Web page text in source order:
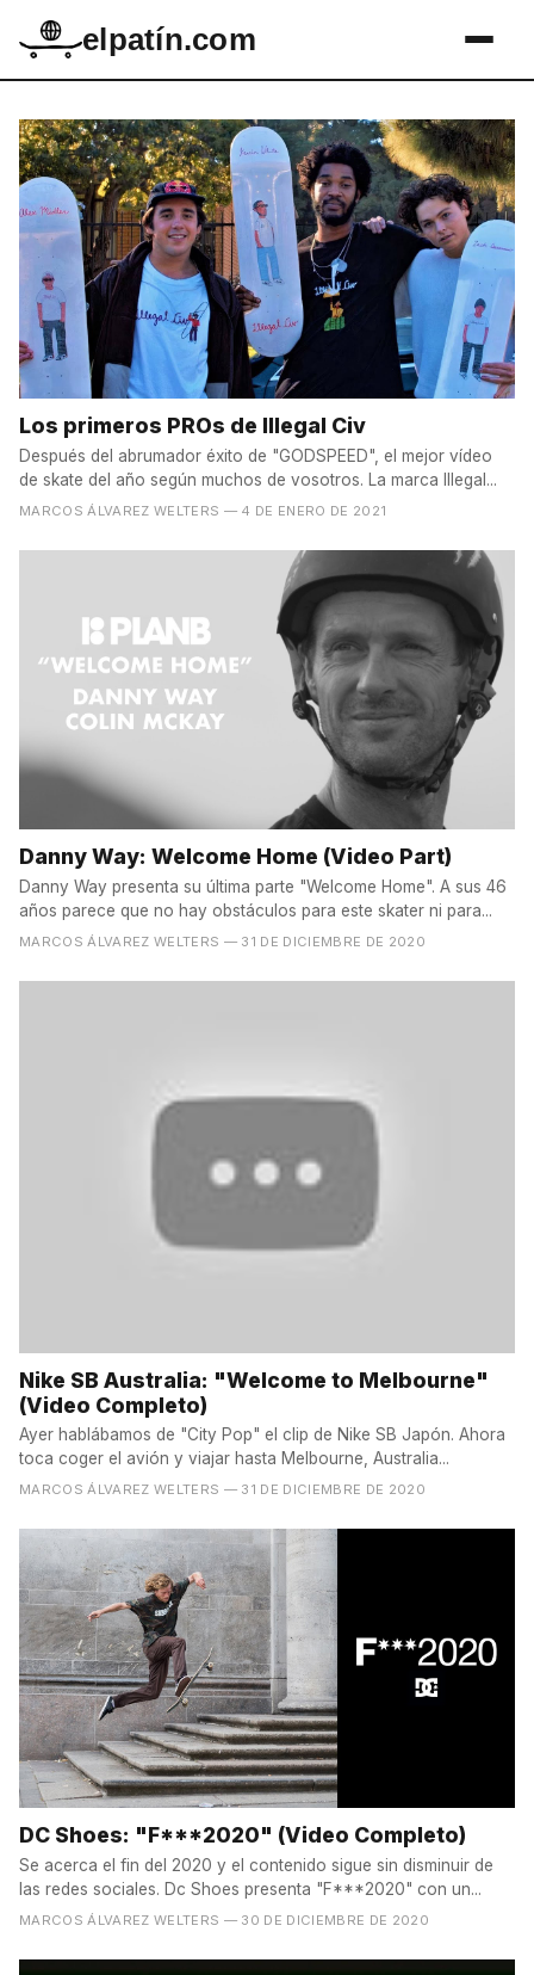
elpatín.com
Los primeros PROs de Illegal Civ
Después del abrumador éxito de "GODSPEED", el mejor vídeo
de skate del año según muchos de vosotros. La marca Illegal...
MARCOS ÁLVAREZ WELTERS — 4 DE ENERO DE 2021
Danny Way: Welcome Home (Video Part)
Danny Way presenta su última parte "Welcome Home". A sus 46
años parece que no hay obstáculos para este skater ni para...
MARCOS ÁLVAREZ WELTERS — 31 DE DICIEMBRE DE 2020
Nike SB Australia: "Welcome to Melbourne"
(Video Completo)
Ayer hablábamos de "City Pop" el clip de Nike SB Japón. Ahora
toca coger el avión y viajar hasta Melbourne, Australia...
MARCOS ÁLVAREZ WELTERS — 31 DE DICIEMBRE DE 2020
DC Shoes: "F***2020" (Video Completo)
Se acerca el fin del 2020 y el contenido sigue sin disminuir de
las redes sociales. Dc Shoes presenta "F***2020" con un...
MARCOS ÁLVAREZ WELTERS — 30 DE DICIEMBRE DE 2020